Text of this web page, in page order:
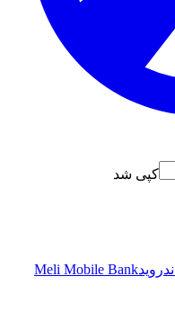
کپی شد
Meli Mobile Bank